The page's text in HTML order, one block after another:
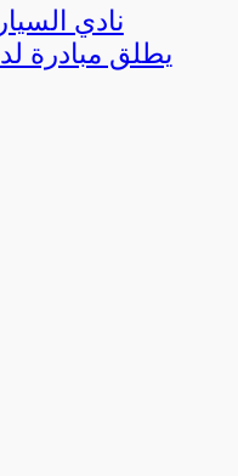
نادي
يطلق مبادرة